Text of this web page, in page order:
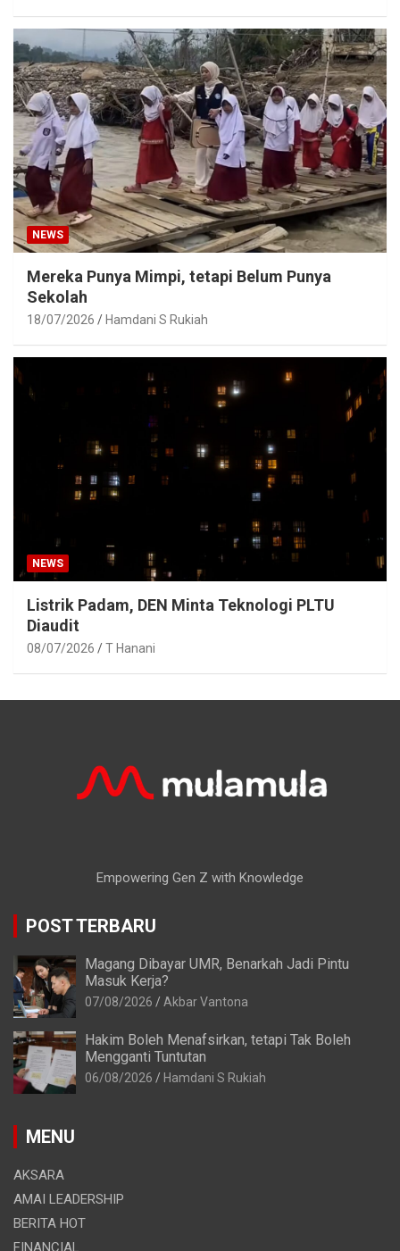
NEWS
Mereka Punya Mimpi, tetapi Belum Punya
Sekolah
18/07/2026 Hamdani S Rukiah
NEWS
Listrik Padam, DEN Minta Teknologi PLTU
Diaudit
08/07/2026 T Hanani
Empowering Gen Z with Knowledge
POST TERBARU
Magang Dibayar UMR, Benarkah Jadi Pintu
Masuk Kerja?
07/08/2026 Akbar Vantona
Hakim Boleh Menafsirkan, tetapi Tak Boleh
Mengganti Tuntutan
06/08/2026 Hamdani S Rukiah
MENU
AKSARA
AMAI LEADERSHIP
BERITA HOT
FINANCIAL